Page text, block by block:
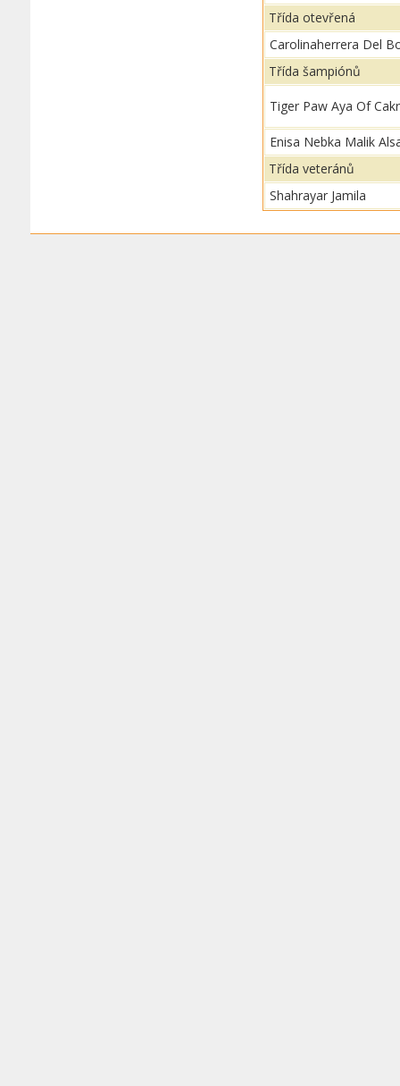
Třída otevřená
Carolinaherrera Del
Třída šampiónů
Tiger Paw Aya Of
Enisa Nebka Malik
Třída veteránů
Shahrayar Jamila